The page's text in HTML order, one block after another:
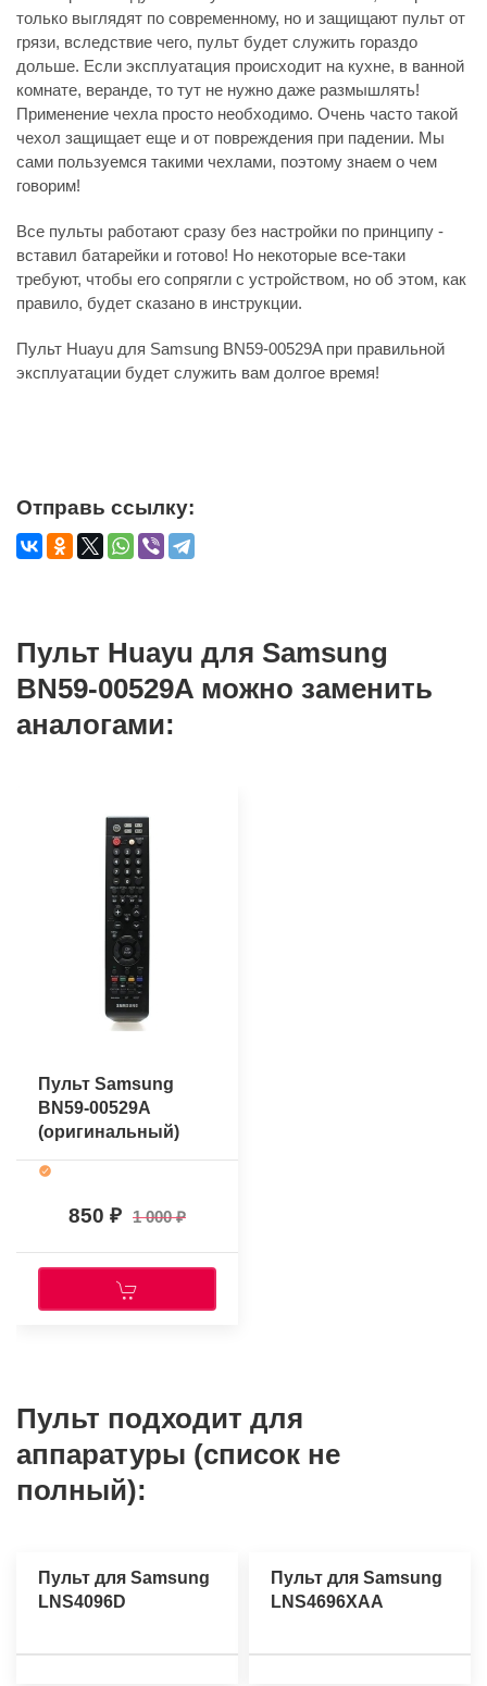
только выглядят по современному, но и защищают пульт от
грязи, вследствие чего, пульт будет служить гораздо
дольше. Если эксплуатация происходит на кухне, в ванной
комнате, веранде, то тут не нужно даже размышлять!
Применение чехла просто необходимо. Очень часто такой
чехол защищает еще и от повреждения при падении. Мы
сами пользуемся такими чехлами, поэтому знаем о чем
говорим!
Все пульты работают сразу без настройки по принципу -
вставил батарейки и готово! Но некоторые все-таки
требуют, чтобы его сопрягли с устройством, но об этом, как
правило, будет сказано в инструкции.
Пульт Huayu для Samsung BN59-00529A при правильной
эксплуатации будет служить вам долгое время!
Отправь ссылку:
Пульт Huayu для Samsung
BN59-00529A можно заменить
аналогами:
Пульт Samsung
BN59-00529A
(оригинальный)
850 1 000
Пульт подходит для
аппаратуры (список не
полный):
Пульт для Samsung
LNS4096D
Пульт для Samsung
LNS4696XAA